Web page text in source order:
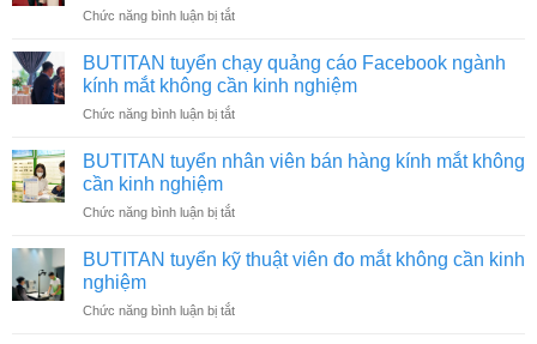
Chức năng bình luận bị tắtở
tuyển
quay
video
ngành
mắt
kinh
BUTITAN tuyển chạy quảng cáo Facebook ngành
kính mắt không cần kinh nghiệm
Chức năng bình luận bị tắtở
tuyển
cáo
ngành
không
BUTITAN tuyển nhân viên bán hàng kính mắt không
cần kinh nghiệm
Chức năng bình luận bị tắtở
tuyển
nhân
bán
BUTITAN tuyển kỹ thuật viên đo mắt không cần kinh
nghiệm
Chức năng bình luận bị tắtở